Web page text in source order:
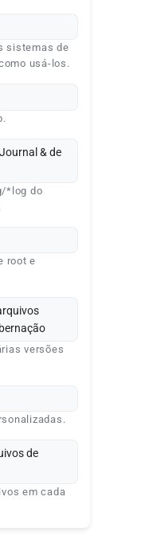
sistemas de
usá-los.
& de
*log do
root e
versões
de
em cada